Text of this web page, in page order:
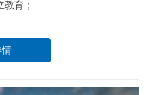
育；
情